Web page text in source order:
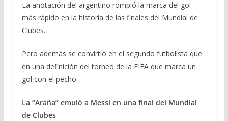
La anotación del argentino rompió la marca del gol
más rápido en la historia de las finales del Mundial de
Clubes.
Pero además se convirtió en el segundo futbolista que
en una definición del torneo de la FIFA que marca un
gol con el pecho.
La “Araña” emuló a Messi en una final del Mundial
de Clubes